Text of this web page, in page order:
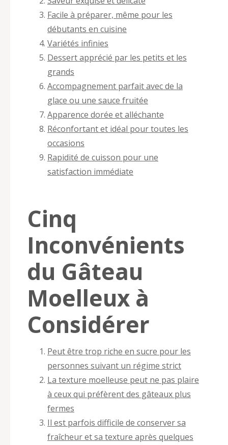
Facile à préparer, même pour les
débutants en cuisine
Variétés infinies
Dessert apprécié par les petits et les
grands
Accompagnement parfait avec de la
glace ou une sauce fruitée
Apparence dorée et alléchante
Réconfortant et idéal pour toutes les
occasions
Rapidité de cuisson pour une
satisfaction immédiate
Cinq
Inconvénients
du Gâteau
Moelleux à
Considérer
Peut être trop riche en sucre pour les
personnes suivant un régime strict
La texture moelleuse peut ne pas plaire
à ceux qui préfèrent des gâteaux plus
fermes
Il est parfois difficile de conserver sa
fraîcheur et sa texture après quelques